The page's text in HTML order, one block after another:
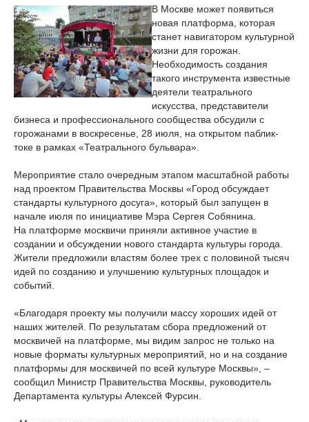
В Москве может появиться
новая платформа, которая
станет навигатором культурной
жизни для горожан.
Необходимость создания
такого инструмента известные
деятели театрального
искусства, представители
бизнеса и профессионального сообщества обсудили с
горожанами в воскресенье, 28 июля, на открытом паблик-
токе в рамках «Театрального бульвара».
Мероприятие стало очередным этапом масштабной работы
над проектом Правительства Москвы «Город обсуждает
стандарты культурного досуга», который был запущен в
начале июля по инициативе Мэра Сергея Собянина.
На платформе москвичи приняли активное участие в
создании и обсуждении нового стандарта культуры города.
Жители предложили властям более трех с половиной тысяч
идей по созданию и улучшению культурных площадок и
событий.
«Благодаря проекту мы получили массу хороших идей от
наших жителей. По результатам сбора предложений от
москвичей на платформе, мы видим запрос не только на
новые форматы культурных мероприятий, но и на создание
платформы для москвичей по всей культуре Москвы», –
сообщил Министр Правительства Москвы, руководитель
Департамента культуры Алексей Фурсин.